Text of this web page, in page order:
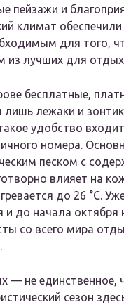
пейзажи и
климат
для того,
из лучших для
бесплатные,
лишь лежаки и
удобство
номера.
песком с
влияет на
до 26 °С.
и до начала октября
со всего мира
— не единственное,
сезон